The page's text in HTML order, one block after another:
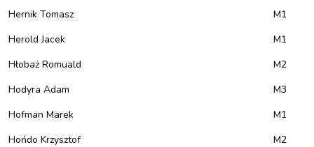
Hernik Tomasz
M1
Herold Jacek
M1
Hłobaż Romuald
M2
Hodyra Adam
M3
Hofman Marek
M1
Hońdo Krzysztof
M2